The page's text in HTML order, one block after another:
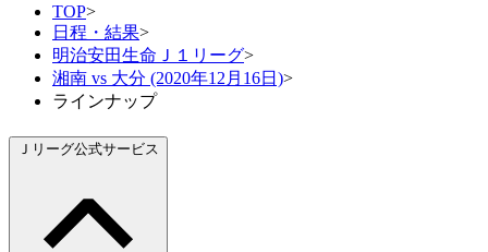
TOP>
日程・結果>
明治安田生命Ｊ１リーグ>
湘南 vs 大分 (2020年12月16日)>
ラインナップ
Ｊリーグ公式サービス